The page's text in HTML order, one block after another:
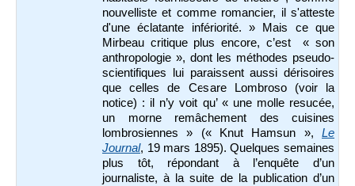
nouvelliste et comme romancier, il s'atteste
d'une éclatante infériorité. » Mais ce que
Mirbeau critique plus encore, c’est « son
anthropologie », dont les méthodes pseudo-
scientifiques lui paraissent aussi dérisoires
que celles de Cesare Lombroso (voir la
notice) : il n’y voit qu’ « une molle resucée,
un morne remâchement des cuisines
lombrosiennes » (« Knut Hamsun », Le
Journal, 19 mars 1895). Quelques semaines
plus tôt, répondant à l’enquête d’un
journaliste, à la suite de la publication d’un